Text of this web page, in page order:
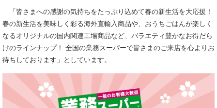
「皆さまへの感謝の気持ちをたっぷり込めて春の新生活を大応援！
春の新生活を美味しく彩る海外直輸入商品や、おうちごはんが楽しく
なるオリジナルの国内関連工場商品など、バラエティ豊かなお得だら
けのラインナップ！ 全国の業務スーパーで皆さまのご来店を心よりお
待ちしております」としています。